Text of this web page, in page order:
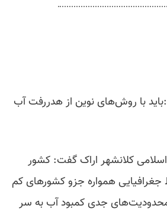
با روش‌های نوین از هدررفت آب
کلانشهر اراک گفت: کشور
جغرافیایی همواره جزو کشورهای کم
جدی کمبود آب به سر